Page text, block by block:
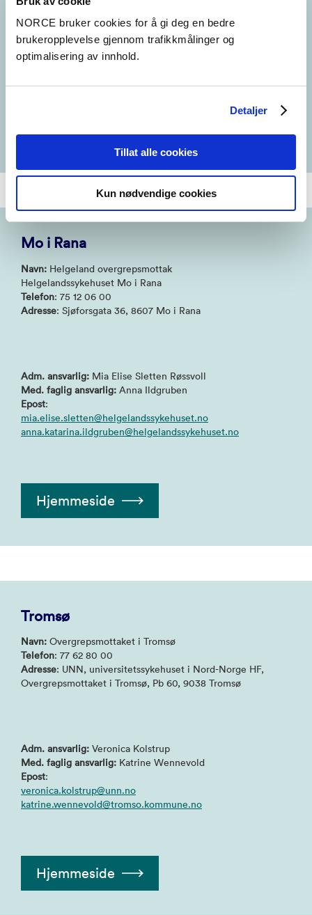
NORCE bruker cookies for å gi deg en bedre
brukeropplevelse gjennom trafikkmålinger og
optimalisering av innhold.
Detaljer
Tillat alle cookies
Kun nødvendige cookies
Adm. ansvarlig:Morten Bjelland
Med. faglig ansvarlig: Cecilie Sture
Epost:
Cecilie.Sture@finnmarkssykehuset.no
Morten.Andreas.Ramstad.Bjelland@finnmarkssykehuset.no
Mo i Rana
Navn: Helgeland overgrepsmottak
Helgelandssykehuset Mo i Rana
Telefon: 75 12 06 00
Adresse: Sjøforsgata 36, 8607 Mo i Rana
Adm. ansvarlig: Mia Elise Sletten Røssvoll
Med. faglig ansvarlig: Anna Ildgruben
Epost:
mia.elise.sletten@helgelandssykehuset.no
anna.katarina.ildgruben@helgelandssykehuset.no
Hjemmeside
Tromsø
Navn: Overgrepsmottaket i Tromsø
Telefon: 77 62 80 00
Adresse: UNN, universitetssykehuset i Nord-Norge HF,
Overgrepsmottaket i Tromsø, Pb 60, 9038 Tromsø
Adm. ansvarlig: Veronica Kolstrup
Med. faglig ansvarlig: Katrine Wennevold
Epost:
veronica.kolstrup@unn.no
katrine.wennevold@tromso.kommune.no
Hjemmeside